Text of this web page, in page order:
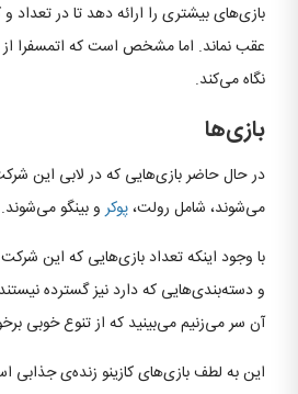
بازی‌های بیشتری را ارائه دهد تا در تعداد
عقب نماند. اما مشخص است که اتمسفرا
نگاه می‌کند.
بازی‌ها
در حال حاضر بازی‌هایی که در لابی این
می‌شوند، شامل رولت،پوکرو بینگو می‌شوند.
با وجود اینکه تعداد بازی‌هایی که این
و دسته‌بندی‌هایی که دارد نیز گسترده
آن سر می‌زنیم می‌بینید که از تنوع خوبی
این به لطف بازی‌های کازینو زنده‌ی جذابی